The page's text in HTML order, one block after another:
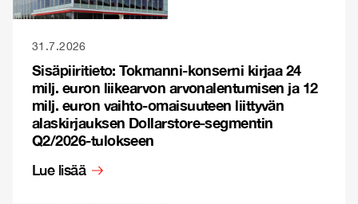
31.7.2026
Sisäpiiritieto: Tokmanni-konserni kirjaa 24
milj. euron liikearvon arvonalentumisen ja 12
milj. euron vaihto-omaisuuteen liittyvän
alaskirjauksen Dollarstore-segmentin
Q2/2026-tulokseen
Lue lisää